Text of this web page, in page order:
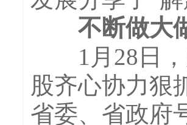
不断做大
1月28日，
股齐心协力狠
省委、省政府